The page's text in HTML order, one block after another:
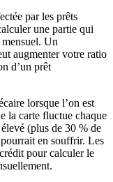
par les prêts
une partie qui
Un
augmenter votre ratio
d’un prêt
lorsque l’on est
la carte fluctue chaque
(plus de 30 % de
pourrait en souffrir. Les
pour calculer le